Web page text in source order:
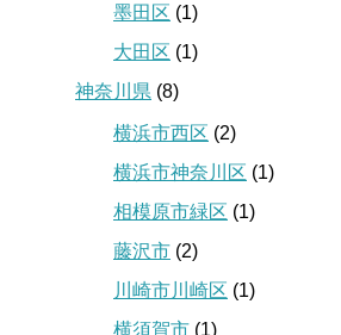
墨田区 (1)
大田区 (1)
神奈川県 (8)
横浜市西区 (2)
横浜市神奈川区 (1)
相模原市緑区 (1)
藤沢市 (2)
川崎市川崎区 (1)
横須賀市 (1)